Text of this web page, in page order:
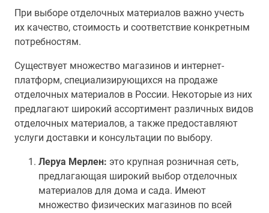
При выборе отделочных материалов важно учесть
их качество, стоимость и соответствие конкретным
потребностям.
Существует множество магазинов и интернет-
платформ, специализирующихся на продаже
отделочных материалов в России. Некоторые из них
предлагают широкий ассортимент различных видов
отделочных материалов, а также предоставляют
услуги доставки и консультации по выбору.
Леруа Мерлен: это крупная розничная сеть,
предлагающая широкий выбор отделочных
материалов для дома и сада. Имеют
множество физических магазинов по всей